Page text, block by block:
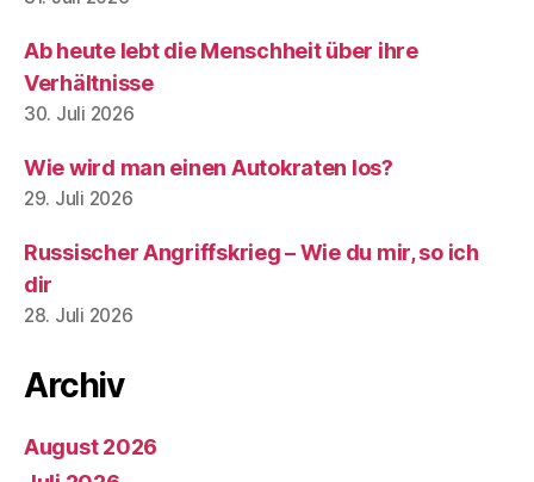
Ab heute lebt die Menschheit über ihre
Verhältnisse
30. Juli 2026
Wie wird man einen Autokraten los?
29. Juli 2026
Russischer Angriffskrieg – Wie du mir, so ich
dir
28. Juli 2026
Archiv
August 2026